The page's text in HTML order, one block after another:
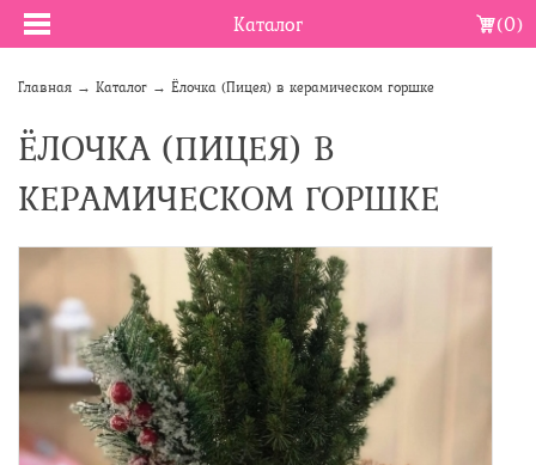
Каталог (0)
Главная → Каталог → Ёлочка (Пицея) в керамическом горшке
ЁЛОЧКА (ПИЦЕЯ) В
КЕРАМИЧЕСКОМ ГОРШКЕ